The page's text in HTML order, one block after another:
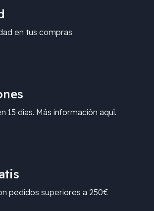
en tus compras
15 días. Más información aquí.
pedidos superiores a 250€